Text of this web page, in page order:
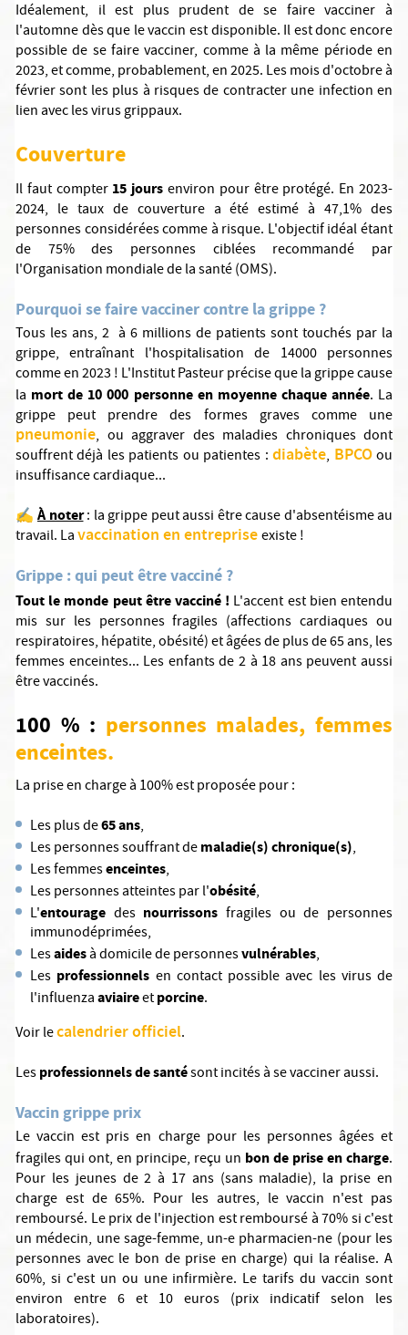
Idéalement, il est plus prudent de se faire vacciner à
l'automne dès que le vaccin est disponible. Il est donc encore
possible de se faire vacciner, comme à la même période en
2023, et comme, probablement, en 2025. Les mois d'octobre à
février sont les plus à risques de contracter une infection en
lien avec les virus grippaux.
Couverture
Il faut compter 15 jours environ pour être protégé. En 2023-
2024, le taux de couverture a été estimé à 47,1% des
personnes considérées comme à risque. L'objectif idéal étant
de 75% des personnes ciblées recommandé par
l'Organisation mondiale de la santé (OMS).
Pourquoi se faire vacciner contre la grippe ?
Tous les ans, 2 à 6 millions de patients sont touchés par la
grippe, entraînant l'hospitalisation de 14000 personnes
comme en 2023 ! L'Institut Pasteur précise que la grippe cause
la mort de 10 000 personne en moyenne chaque année. La
grippe peut prendre des formes graves comme une
pneumonie, ou aggraver des maladies chroniques dont
souffrent déjà les patients ou patientes :diabète, BPCOou
insuffisance cardiaque...
✍️ À noter: la grippe peut aussi être cause d'absentéisme au
travail. Lavaccination en entrepriseexiste !
Grippe : qui peut être vacciné ?
Tout le monde peut être vacciné ! L'accent est bien entendu
mis sur les personnes fragiles (affections cardiaques ou
respiratoires, hépatite, obésité) et âgées de plus de 65 ans, les
femmes enceintes... Les enfants de 2 à 18 ans peuvent aussi
être vaccinés.
100 % : personnes malades, femmes
enceintes.
La prise en charge à 100% est proposée pour :
Les plus de65 ans,
Les personnes souffrant demaladie(s) chronique(s),
Les femmesenceintes,
Les personnes atteintes par l'obésité,
L'entourage des nourrissonsfragiles ou de personnes
immunodéprimées,
Lesaidesà domicile de personnesvulnérables,
Les professionnels en contact possible avec les virus de
l'influenzaaviaireetporcine.
Voir lecalendrier officiel.
Lesprofessionnels de santésont incités à se vacciner aussi.
Vaccin grippe prix
Le vaccin est pris en charge pour les personnes âgées et
fragiles qui ont, en principe, reçu un bon de prise en charge.
Pour les jeunes de 2 à 17 ans (sans maladie), la prise en
charge est de 65%. Pour les autres, le vaccin n'est pas
remboursé. Le prix de l'injection est remboursé à 70% si c'est
un médecin, une sage-femme, un-e pharmacien-ne (pour les
personnes avec le bon de prise en charge) qui la réalise. A
60%, si c'est un ou une infirmière. Le tarifs du vaccin sont
environ entre 6 et 10 euros (prix indicatif selon les
laboratoires).